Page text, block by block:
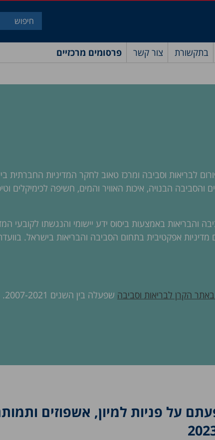
בתקשורת צור קשר פרסומים מרכזיים
לבריאות וסביבה ומרכז טאוב לחקר המדיניות
והסביבה הבנויה, איכות האוויר והמים, חשיפה
והבריאות באמצעות ביסוס ידע יישומי והנגשתו לקובעי
מדיניות אפקטיבית בתחום הסביבה והבריאות בישראל.
הקרן לבריאות וסביבה שפעלה בין השנים 2007-2021.
על פניות למיון, אשפוזים